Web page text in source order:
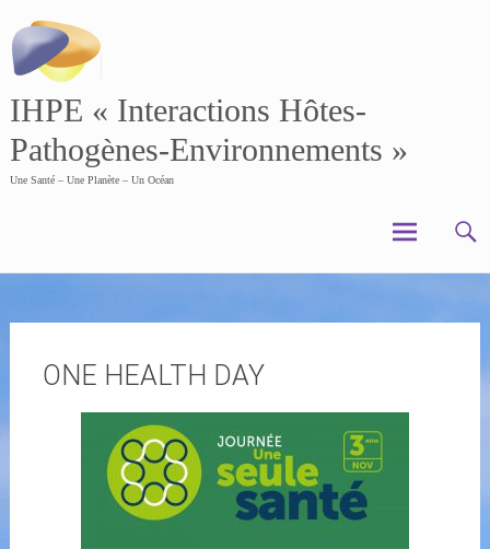
content
IHPE « Interactions Hôtes-
Pathogènes-Environnements »
Une Santé – Une Planète – Un Océan
ONE HEALTH DAY